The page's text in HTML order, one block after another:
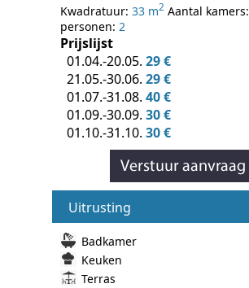
Kwadratuur: 33 m2 Aantal kamers:
personen: 2
Prijslijst
01.04.-20.05. 29 €
21.05.-30.06. 29 €
01.07.-31.08. 40 €
01.09.-30.09. 30 €
01.10.-31.10. 30 €
Uitrusting
Badkamer
Keuken
Terras